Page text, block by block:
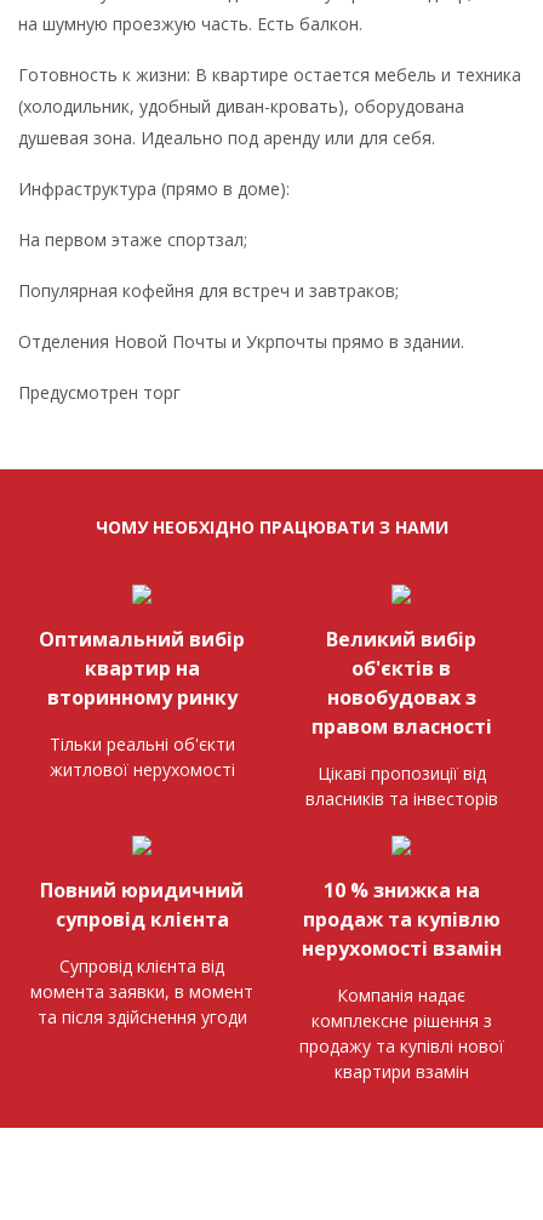
на шумную проезжую часть. Есть балкон.
Готовность к жизни: В квартире остается мебель и техника
(холодильник, удобный диван-кровать), оборудована
душевая зона. Идеально под аренду или для себя.
Инфраструктура (прямо в доме):
На первом этаже спортзал;
Популярная кофейня для встреч и завтраков;
Отделения Новой Почты и Укрпочты прямо в здании.
Предусмотрен торг
ЧОМУ НЕОБХІДНО ПРАЦЮВАТИ З НАМИ
Оптимальний вибір
квартир на
вторинному ринку
Тільки реальні об'єкти
житлової нерухомості
Великий вибір
об'єктів в
новобудовах з
правом власності
Цікаві пропозиції від
власників та інвесторів
Повний юридичний
супровід клієнта
Супровід клієнта від
момента заявки, в момент
та після здійснення угоди
10 % знижка на
продаж та купівлю
нерухомості взамін
Компанія надає
комплексне рішення з
продажу та купівлі нової
квартири взамін